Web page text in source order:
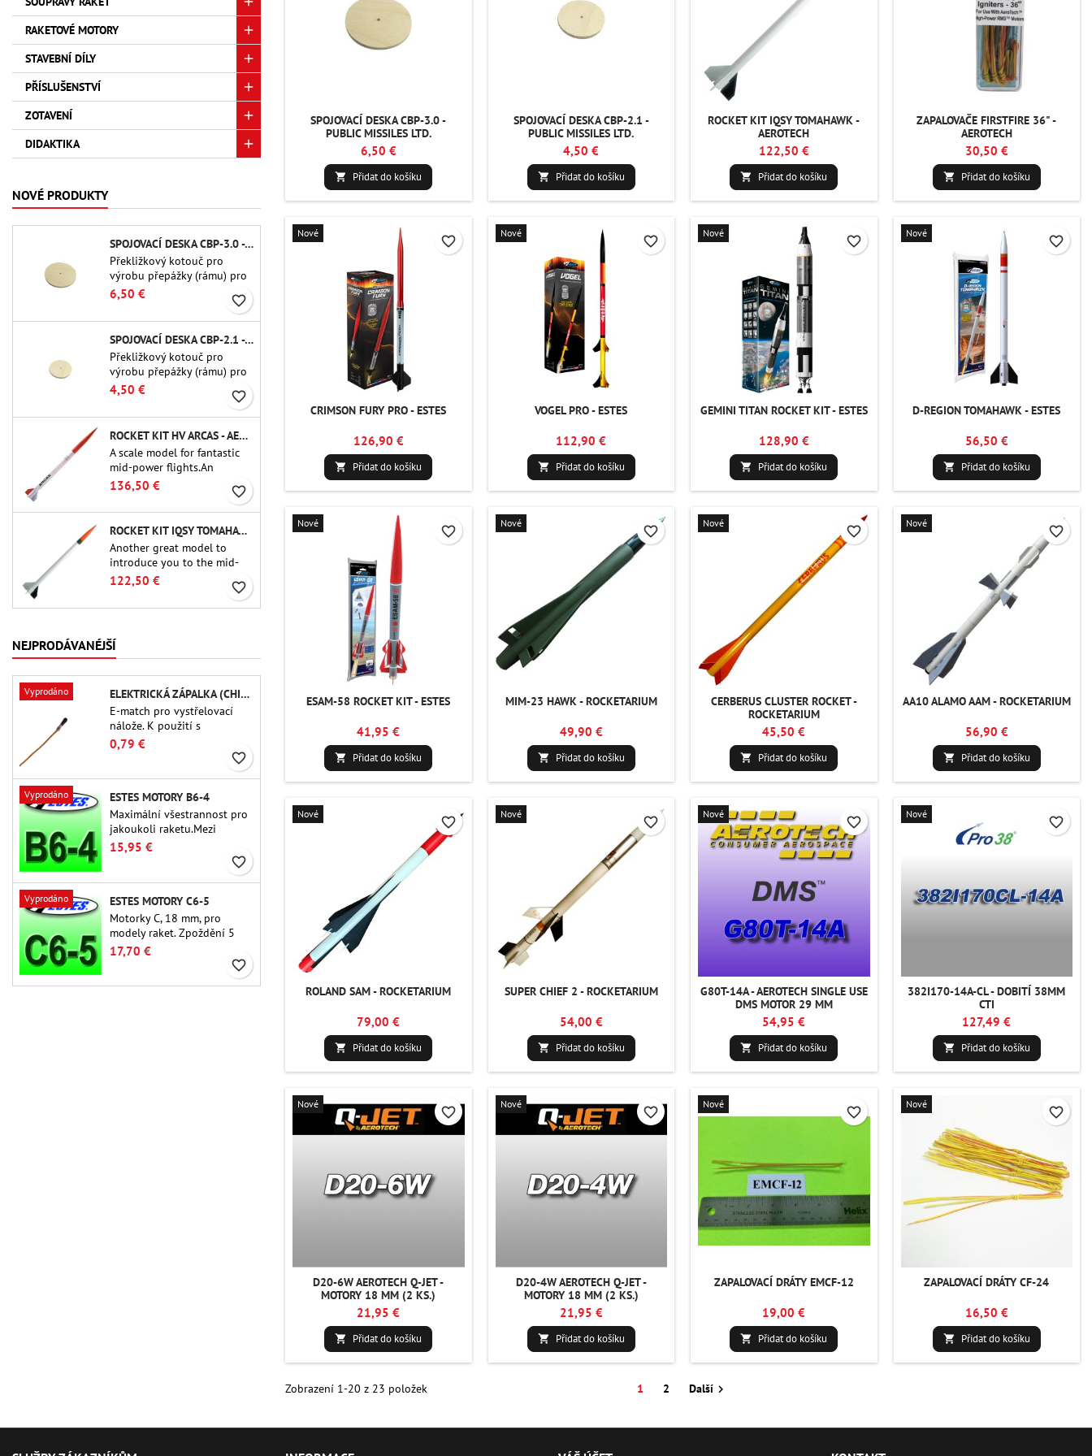
RAKETOVÉ MOTORY
STAVEBNÍ DÍLY
PŘÍSLUŠENSTVÍ
ZOTAVENÍ
DIDAKTIKA
NOVÉ PRODUKTY
SPOJOVACÍ DESKA CBP-3.0 - PUBLIC MISSILES LTD.
Překližkový kotouč pro
výrobu přepážky (rámu) pro
trubkové spojky Public
Missiles Ltd. o průměru 75
mm (PT-3.0/QT-3.0)
6,50 € favorite_border
SPOJOVACÍ DESKA CBP-2.1 - PUBLIC MISSILES LTD.
Překližkový kotouč pro
výrobu přepážky (rámu) pro
trubkové spojky Public
Missiles Ltd. o průměru 54
mm (PT-2.1 nebo QT-2.1)
4,50 € favorite_border
ROCKET KIT HV ARCAS - AEROTECH
A scale model for fantastic
mid-power flights.An
uncompromising kit that
allows you to build a replica
of one of the most famous
sounding-rocket ever.
136,50 € favorite_border
ROCKET KIT IQSY TOMAHAWK - AEROTECH
Another great model to
introduce you to the mid-
power.A scale replica of a
small in size and peefect to
122,50 € favorite_border
NEJPRODÁVANÉJŠÍ
Vyprodáno
ELEKTRICKÁ ZÁPALKA (CHIP-TYPE)
E-match pro vystřelovací
nálože. K použití s ​​
výškoměry nebo jinými
elektronickými zařízeními.
0,79 €
favorite_border
Vyprodáno
ESTES MOTORY B6-4
Maximální všestrannost pro
jakoukoli raketu.Mezi
nejpoužívanější raketové
motory vůbec patří Estes B6-
4 motor vhodný pro většinu
raket Estes a podobných
raket.
15,95 €
favorite_border
Vyprodáno
ESTES MOTORY C6-5
Motorky C, 18 mm, pro
modely raket. Zpoždění 5
sekund u jednostupňových
raket.
17,70 €
favorite_border
SPOJOVACÍ DESKA CBP-3.0 -
PUBLIC MISSILES LTD.
6,50 €
 Přidat do košíku
SPOJOVACÍ DESKA CBP-2.1 -
PUBLIC MISSILES LTD.
4,50 €
 Přidat do košíku
ROCKET KIT IQSY TOMAHAWK -
AEROTECH
122,50 €
 Přidat do košíku
ZAPALOVAČE FIRSTFIRE 36" -
AEROTECH
30,50 €
 Přidat do košíku
Nové
CRIMSON FURY PRO - ESTES
126,90 €
 Přidat do košíku
favorite_border
Nové
VOGEL PRO - ESTES
112,90 €
 Přidat do košíku
favorite_border
Nové
GEMINI TITAN ROCKET KIT - ESTES
128,90 €
 Přidat do košíku
favorite_border
Nové
D-REGION TOMAHAWK - ESTES
56,50 €
 Přidat do košíku
favorite_border
Nové
ESAM-58 ROCKET KIT - ESTES
41,95 €
 Přidat do košíku
favorite_border
Nové
MIM-23 HAWK - ROCKETARIUM
49,90 €
 Přidat do košíku
favorite_border
Nové
CERBERUS CLUSTER ROCKET -
ROCKETARIUM
45,50 €
 Přidat do košíku
favorite_border
Nové
AA10 ALAMO AAM - ROCKETARIUM
56,90 €
 Přidat do košíku
favorite_border
Nové
ROLAND SAM - ROCKETARIUM
79,00 €
 Přidat do košíku
favorite_border
Nové
SUPER CHIEF 2 - ROCKETARIUM
54,00 €
 Přidat do košíku
favorite_border
Nové
G80T-14A - AEROTECH SINGLE USE
DMS MOTOR 29 MM
54,95 €
 Přidat do košíku
favorite_border
Nové
382I170-14A-CL - DOBITÍ 38MM
CTI
127,49 €
 Přidat do košíku
favorite_border
Nové
D20-6W AEROTECH Q-JET -
MOTORY 18 MM (2 KS.)
21,95 €
 Přidat do košíku
favorite_border
Nové
D20-4W AEROTECH Q-JET -
MOTORY 18 MM (2 KS.)
21,95 €
 Přidat do košíku
favorite_border
Nové
ZAPALOVACÍ DRÁTY EMCF-12
19,00 €
 Přidat do košíku
favorite_border
Nové
ZAPALOVACÍ DRÁTY CF-24
16,50 €
 Přidat do košíku
favorite_border
Zobrazení 1-20 z 23 položek 1 2 Další 